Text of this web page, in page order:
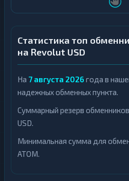
Статистика топ
на Revolut USD
На 7 августа 2026 года в
надежных обменных пункта.
Суммарный резерв
USD.
Минимальная сумма для
ATOM.